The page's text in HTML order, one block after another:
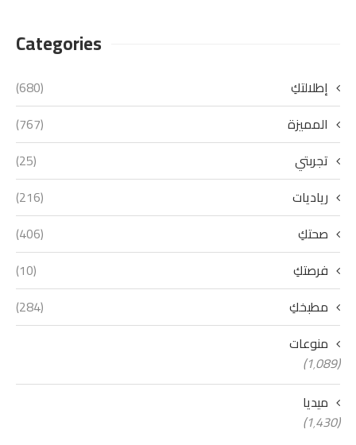
Categories
إطلالتكِ
(680)
المميزة
(767)
تجربتي
(25)
رياديات
(216)
صحتكِ
(406)
فرصتكِ
(10)
مطبخكِ
(284)
منوعات
(1٬089)
ميديا
(1٬430)